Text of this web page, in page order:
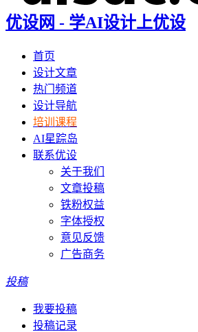
优设网 - 学AI设计上优设
首页
设计文章
热门频道
设计导航
培训课程
AI星踪岛
联系优设
关于我们
文章投稿
铁粉权益
字体授权
意见反馈
广告商务
投稿
我要投稿
投稿记录